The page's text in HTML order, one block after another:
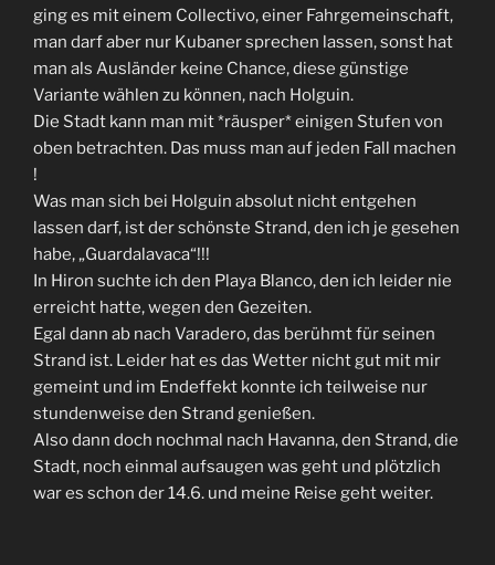
ging es mit einem Collectivo, einer Fahrgemeinschaft,
man darf aber nur Kubaner sprechen lassen, sonst hat
man als Ausländer keine Chance, diese günstige
Variante wählen zu können, nach Holguin.
Die Stadt kann man mit *räusper* einigen Stufen von
oben betrachten. Das muss man auf jeden Fall machen
!
Was man sich bei Holguin absolut nicht entgehen
lassen darf, ist der schönste Strand, den ich je gesehen
habe, „Guardalavaca“!!!
In Hiron suchte ich den Playa Blanco, den ich leider nie
erreicht hatte, wegen den Gezeiten.
Egal dann ab nach Varadero, das berühmt für seinen
Strand ist. Leider hat es das Wetter nicht gut mit mir
gemeint und im Endeffekt konnte ich teilweise nur
stundenweise den Strand genießen.
Also dann doch nochmal nach Havanna, den Strand, die
Stadt, noch einmal aufsaugen was geht und plötzlich
war es schon der 14.6. und meine Reise geht weiter.